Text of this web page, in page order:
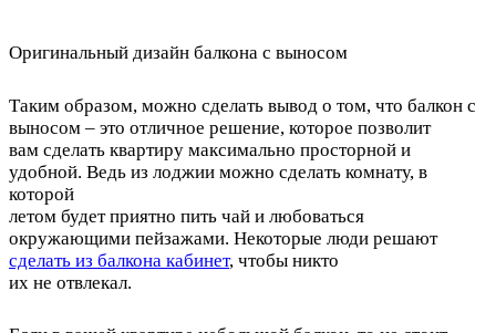
Оригинальный дизайн балкона с выносом
Таким образом, можно сделать вывод о том, что балкон с
выносом – это отличное решение, которое позволит
вам сделать квартиру максимально просторной и
удобной. Ведь из лоджии можно сделать комнату, в
которой
летом будет приятно пить чай и любоваться
окружающими пейзажами. Некоторые люди решают
сделать из балкона кабинет, чтобы никто
их не отвлекал.